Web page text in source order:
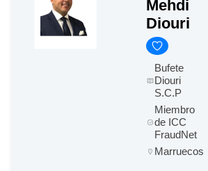
Mehdi
Diouri
Bufete
Diouri
S.C.P
Miembro
de ICC
FraudNet
Marruecos